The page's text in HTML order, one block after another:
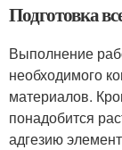
Подготовка
Выполнение
необходимого
материалов.
понадобится
адгезию